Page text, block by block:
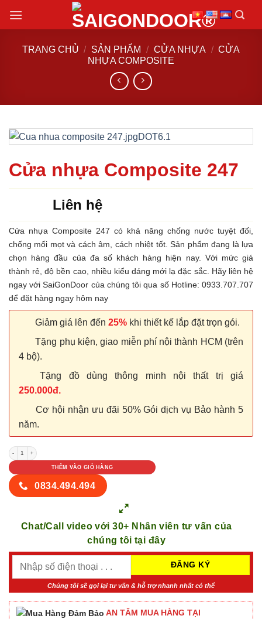
đến
TRANG CHỦ / SẢN PHẨM / CỬA NHỰA / CỬA
NHỰA COMPOSITE
Cửa nhựa Composite 247
Liên hệ
Cửa nhựa Composite 247 có khả năng chống nước tuyệt đối,
chống mối mọt và cách âm, cách nhiệt tốt. Sản phẩm đang là lựa
chọn hàng đầu của đa số khách hàng hiện nay. Với mức giá
thành rẻ, độ bền cao, nhiều kiểu dáng mới lạ đặc sắc. Hãy liên hệ
ngay với SaiGonDoor của chúng tôi qua số Hotline: 0933.707.707
để đặt hàng ngay hôm nay
Giảm giá lên đến 25% khi thiết kế lắp đặt trọn gói.
Tặng phụ kiện, giao miễn phí nội thành HCM (trên
4 bộ).
Tặng đồ dùng thông minh nội thất trị giá
250.000đ.
Cơ hội nhận ưu đãi 50% Gói dịch vụ Bảo hành 5
năm.
Cửa nhựa Composite 247 số lượng
THÊM VÀO GIỎ HÀNG
0834.494.494
Chat/Call video với 30+ Nhân viên tư vấn của
chúng tôi tại đây
Chúng tôi sẽ gọi lại tư vấn & hỗ trợ nhanh nhất có thể
AN TÂM MUA HÀNG TẠI